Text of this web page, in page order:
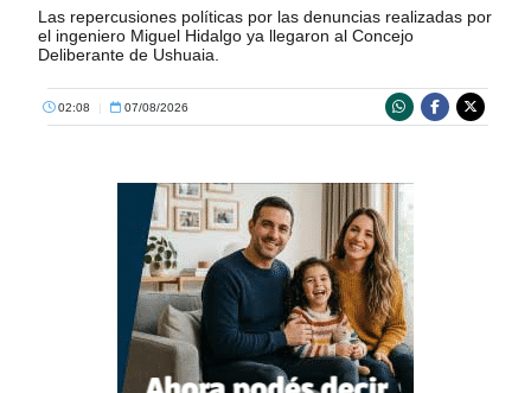
Las repercusiones políticas por las denuncias realizadas por
el ingeniero Miguel Hidalgo ya llegaron al Concejo
Deliberante de Ushuaia.
02:08 | 07/08/2026